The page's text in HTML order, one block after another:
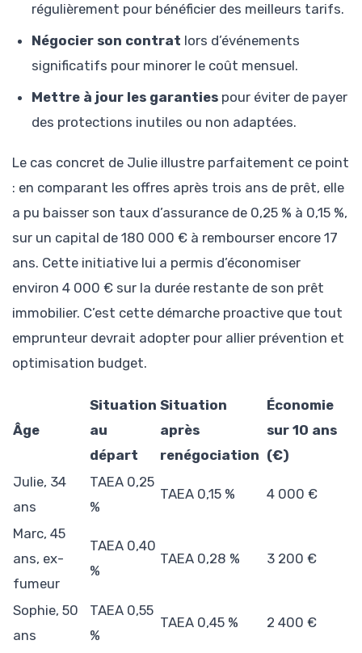
régulièrement pour bénéficier des meilleurs tarifs.
Négocier son contrat lors d’événements
significatifs pour minorer le coût mensuel.
Mettre à jour les garanties pour éviter de payer
des protections inutiles ou non adaptées.
Le cas concret de Julie illustre parfaitement ce point
: en comparant les offres après trois ans de prêt, elle
a pu baisser son taux d’assurance de 0,25 % à 0,15 %,
sur un capital de 180 000 € à rembourser encore 17
ans. Cette initiative lui a permis d’économiser
environ 4 000 € sur la durée restante de son prêt
immobilier. C’est cette démarche proactive que tout
emprunteur devrait adopter pour allier prévention et
optimisation budget.
Âge
Situation
au
départ
Situation
après
renégociation
Économie
sur 10 ans
(€)
Julie, 34
ans
TAEA 0,25
%
TAEA 0,15 % 4 000 €
Marc, 45
ans, ex-
fumeur
TAEA 0,40
%
TAEA 0,28 % 3 200 €
Sophie, 50
ans
TAEA 0,55
%
TAEA 0,45 % 2 400 €